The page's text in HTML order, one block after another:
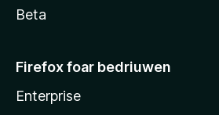
Beta
Firefox foar bedriuwen
Enterprise